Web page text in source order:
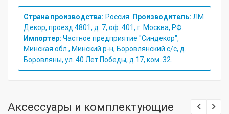
Страна производства: Россия. Производитель: ЛМ
Декор, проезд 4801, д. 7, оф. 401, г. Москва, РФ.
Импортер: Частное предприятие "Синдекор",
Минская обл., Минский р-н, Боровлянский с/с, д.
Боровляны, ул. 40 Лет Победы, д.17, ком. 32.
Аксессуары и комплектующие